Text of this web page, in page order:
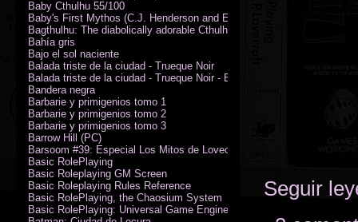
Seguir
Baby Cthulhu 55/100
Baby's First Mythos (C.J. Henderson and Erica Henderson)
Bagthulhu: The diabolically adorable Cthulhu plushie dicebag
Bahía gris
Bajo el sol naciente
Balada triste de la ciudad - Trueque Noir
Balada triste de la ciudad - Trueque Noir - Edición de coleccionista
Bandera negra
Barbarie y primigenios tomo 1
Barbarie y primigenios tomo 2
Barbarie y primigenios tomo 3
Barrow Hill (PC)
Barsoom #39: Especial Los Mitos de Lovecraft
Basic RolePlaying
Basic Roleplaying GM Screen
Basic Roleplaying Rules Reference
Basic RolePlaying, the Chaosium System
Basic RolePlaying: Universal Game Engine (PDF)